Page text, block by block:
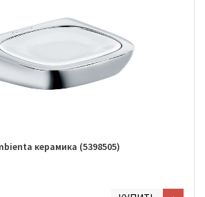
керамика (5398505)